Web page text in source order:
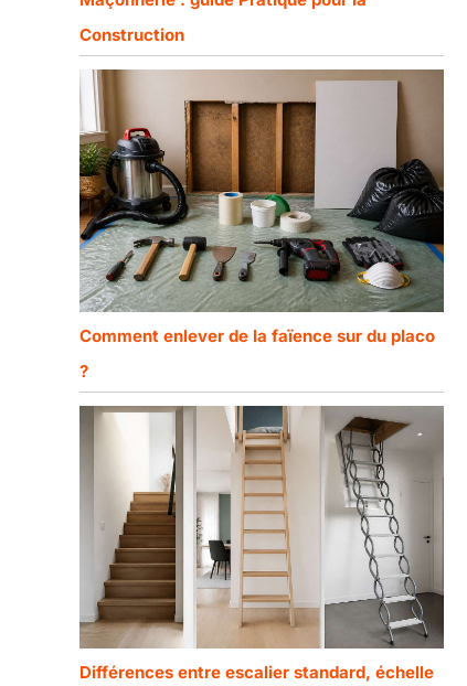
Construction
Comment enlever de la faïence sur du placo
?
Différences entre escalier standard, échelle